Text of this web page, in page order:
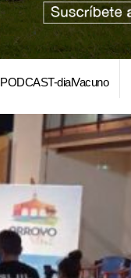
PODCAST-dialVacuno